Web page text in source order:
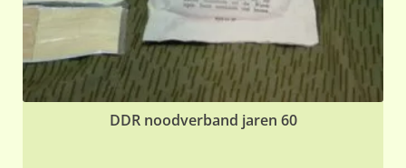
DDR noodverband jaren 60